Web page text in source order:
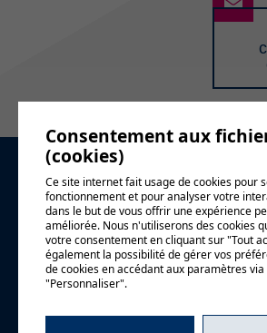
Consentement aux
(cookies)
Ce site internet fait usage de cookies pour
fonctionnement et pour analyser votre
dans le but de vous offrir une expérience
améliorée. Nous n'utiliserons des cookies
votre consentement en cliquant sur "Tout
également la possibilité de gérer vos
de cookies en accédant aux paramètres
"Personnaliser".